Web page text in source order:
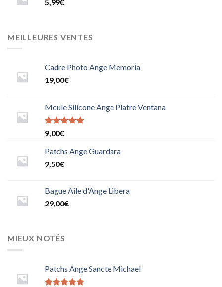
5,99€
MEILLEURES VENTES
Cadre Photo Ange Memoria
19,00€
Moule Silicone Ange Platre Ventana
Note
5.0000000000000000
sur 5
9,00€
Patchs Ange Guardara
9,50€
Bague Aile d'Ange Libera
29,00€
MIEUX NOTÉS
Patchs Ange Sancte Michael